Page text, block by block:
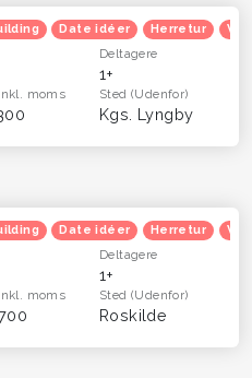
Date idéer Herretur
Deltagere
1+
moms Sted(Udenfor)
Kgs. Lyngby
Date idéer Herretur
Deltagere
1+
moms Sted(Udenfor)
Roskilde